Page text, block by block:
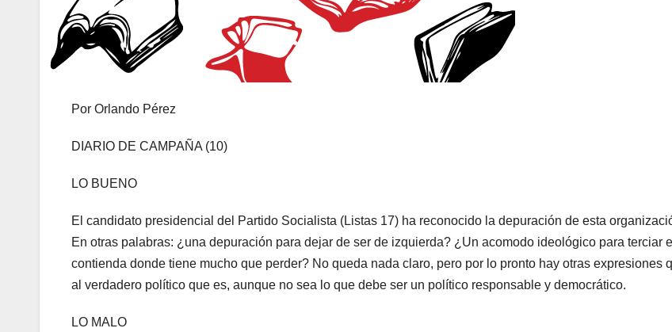
Por Orlando Pérez
DIARIO DE CAMPAÑA (10)
LO BUENO
El candidato presidencial del Partido Socialista (Listas 17) ha reconocido la depuración de esta
En otras palabras: ¿una depuración para dejar de ser de izquierda? ¿Un acomodo ideológico para terciar
contienda donde tiene mucho que perder? No queda nada claro, pero por lo pronto hay otras expresiones
al verdadero político que es, aunque no sea lo que debe ser un político responsable y democrático.
LO MALO